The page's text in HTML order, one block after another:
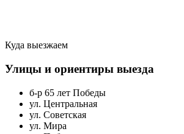
Куда выезжаем
Улицы и ориентиры выезда
б-р 65 лет Победы
ул. Центральная
ул. Советская
ул. Мира